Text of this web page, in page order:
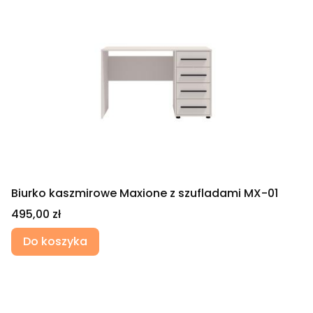
Biurko kaszmirowe Maxione z szufladami MX-01
Cena
495,00 zł
Do koszyka